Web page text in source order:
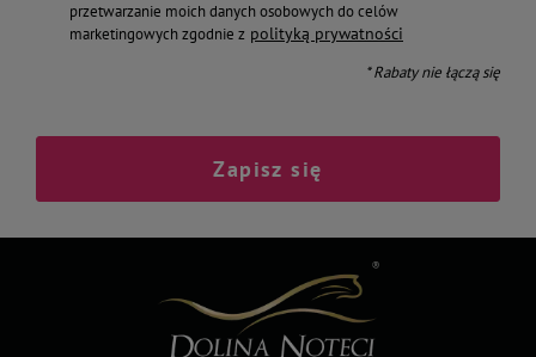
przetwarzanie moich danych osobowych do celów
marketingowych zgodnie z polityką prywatności
* Rabaty nie łączą się
Zapisz się